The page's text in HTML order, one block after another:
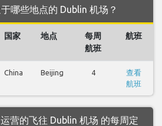
哪些地点的 Dublin 机场？
国家 地点
每周
航班
航班
China Beijing 4
查看
航班
营的飞往 Dublin 机场 的每周定